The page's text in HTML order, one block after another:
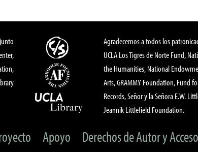
Agradecemos a todos los
UCLA Los Tigres de Norte Fund,
the Humanities, National
Arts, GRAMMY Foundation, Fund
Records, Señor y la Señora E.W.
Jeannik Littlefield Foundation.
Apoyo Derechos de Autor y Acceso